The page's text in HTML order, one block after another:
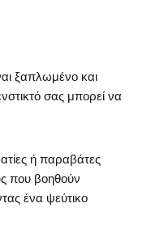
ξαπλωμένο και
σας μπορεί να
ή παραβάτες
που βοηθούν
ένα ψεύτικο